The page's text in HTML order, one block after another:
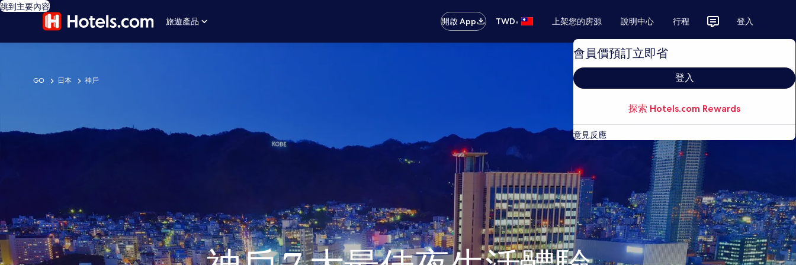
跳到主要內容
旅遊產品
開啟 App TWD• 上架您的房源 說明中心 行程 登入
會員價預訂立即省
登入
探索 Hotels.com Rewards
意見反應
GO 日本 神戶